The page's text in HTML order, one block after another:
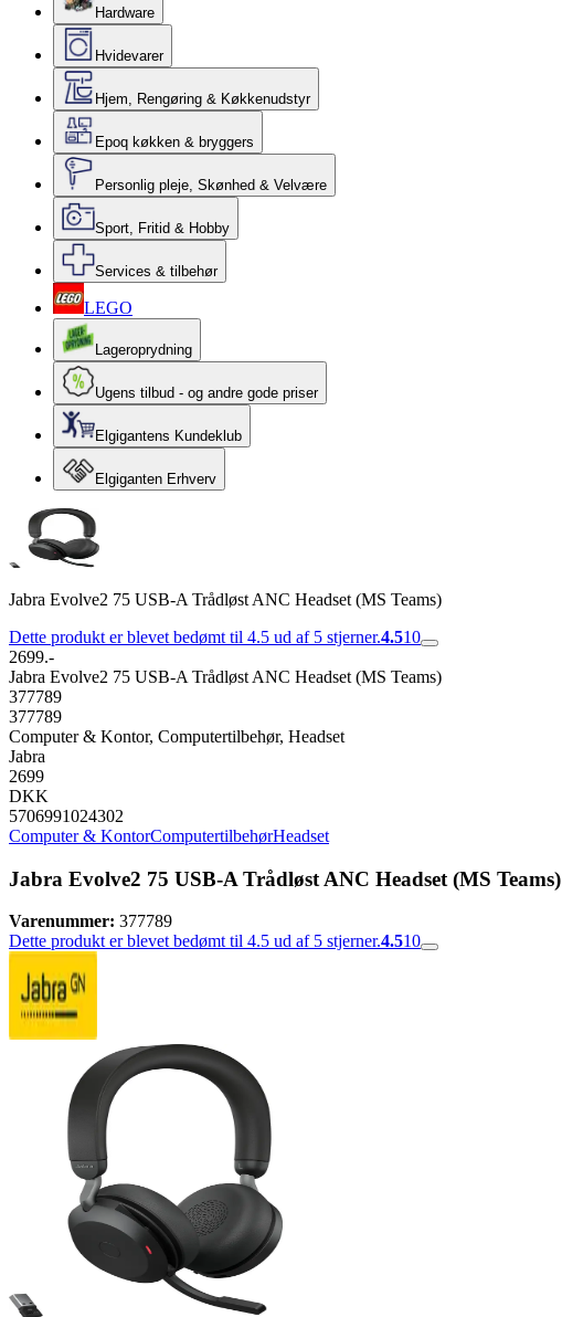
Hardware
Hvidevarer
Hjem, Rengøring & Køkkenudstyr
Epoq køkken & bryggers
Personlig pleje, Skønhed & Velvære
Sport, Fritid & Hobby
Services & tilbehør
LEGO
Lageroprydning
Ugens tilbud - og andre gode priser
Elgigantens Kundeklub
Elgiganten Erhverv
Jabra Evolve2 75 USB-A Trådløst ANC Headset (MS Teams)
Dette produkt er blevet bedømt til 4.5 ud af 5 stjerner.4.510
2699.-
Jabra Evolve2 75 USB-A Trådløst ANC Headset (MS Teams)
377789
377789
Computer & Kontor, Computertilbehør, Headset
Jabra
2699
DKK
5706991024302
Computer & KontorComputertilbehørHeadset
Jabra Evolve2 75 USB-A Trådløst ANC Headset (MS Teams)
Varenummer: 377789
Dette produkt er blevet bedømt til 4.5 ud af 5 stjerner.4.510